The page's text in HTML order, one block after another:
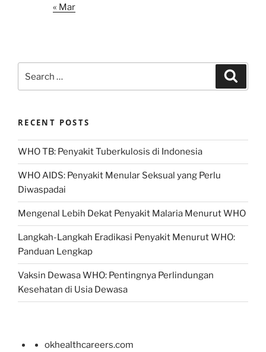
« Mar
for:
RECENT POSTS
WHO TB: Penyakit Tuberkulosis di Indonesia
WHO AIDS: Penyakit Menular Seksual yang Perlu
Diwaspadai
Mengenal Lebih Dekat Penyakit Malaria Menurut WHO
Langkah-Langkah Eradikasi Penyakit Menurut WHO:
Panduan Lengkap
Vaksin Dewasa WHO: Pentingnya Perlindungan
Kesehatan di Usia Dewasa
okhealthcareers.com